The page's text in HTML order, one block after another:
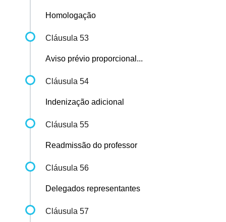
Homologação
Cláusula 53
Aviso prévio proporcional...
Cláusula 54
Indenização adicional
Cláusula 55
Readmissão do professor
Cláusula 56
Delegados representantes
Cláusula 57